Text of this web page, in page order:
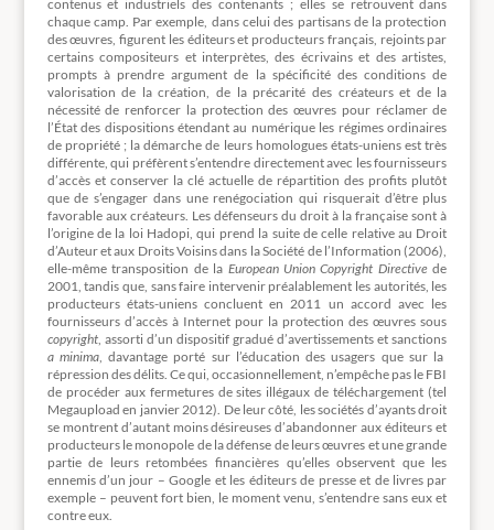
contenus et industriels des contenants ; elles se retrouvent dans
chaque camp. Par exemple, dans celui des partisans de la protection
des œuvres, figurent les éditeurs et producteurs français, rejoints par
certains compositeurs et interprètes, des écrivains et des artistes,
prompts à prendre argument de la spécificité des conditions de
valorisation de la création, de la précarité des créateurs et de la
nécessité de renforcer la protection des œuvres pour réclamer de
l’État des dispositions étendant au numérique les régimes ordinaires
de propriété ; la démarche de leurs homologues états-uniens est très
différente, qui préfèrent s’entendre directement avec les fournisseurs
d’accès et conserver la clé actuelle de répartition des profits plutôt
que de s’engager dans une renégociation qui risquerait d’être plus
favorable aux créateurs. Les défenseurs du droit à la française sont à
l’origine de la loi Hadopi, qui prend la suite de celle relative au Droit
d’Auteur et aux Droits Voisins dans la Société de l’Information (2006),
elle-même transposition de la European Union Copyright Directivede
2001, tandis que, sans faire intervenir préalablement les autorités, les
producteurs états-uniens concluent en 2011 un accord avec les
fournisseurs d’accès à Internet pour la protection des œuvres sous
copyright, assorti d’un dispositif gradué d’avertissements et sanctions
a minima, davantage porté sur l’éducation des usagers que sur la
répression des délits. Ce qui, occasionnellement, n’empêche pas le FBI
de procéder aux fermetures de sites illégaux de téléchargement (tel
Megaupload en janvier 2012). De leur côté, les sociétés d’ayants droit
se montrent d’autant moins désireuses d’abandonner aux éditeurs et
producteurs le monopole de la défense de leurs œuvres et une grande
partie de leurs retombées financières qu’elles observent que les
ennemis d’un jour – Google et les éditeurs de presse et de livres par
exemple – peuvent fort bien, le moment venu, s’entendre sans eux et
contre eux.